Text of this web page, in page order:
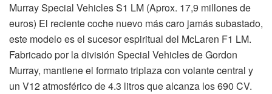
Murray Special Vehicles S1 LM (Aprox. 17,9 millones de
euros) El reciente coche nuevo más caro jamás subastado,
este modelo es el sucesor espiritual del McLaren F1 LM.
Fabricado por la división Special Vehicles de Gordon
Murray, mantiene el formato triplaza con volante central y
un V12 atmosférico de 4.3 litros que alcanza los 690 CV.